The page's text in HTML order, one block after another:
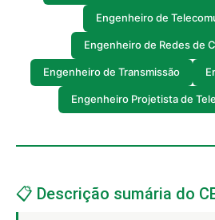
Engenheiro de
Engenheiro de Redes de
Engenheiro de Transmissão
Engenheiro Projetista de
📋 Descrição sumária do